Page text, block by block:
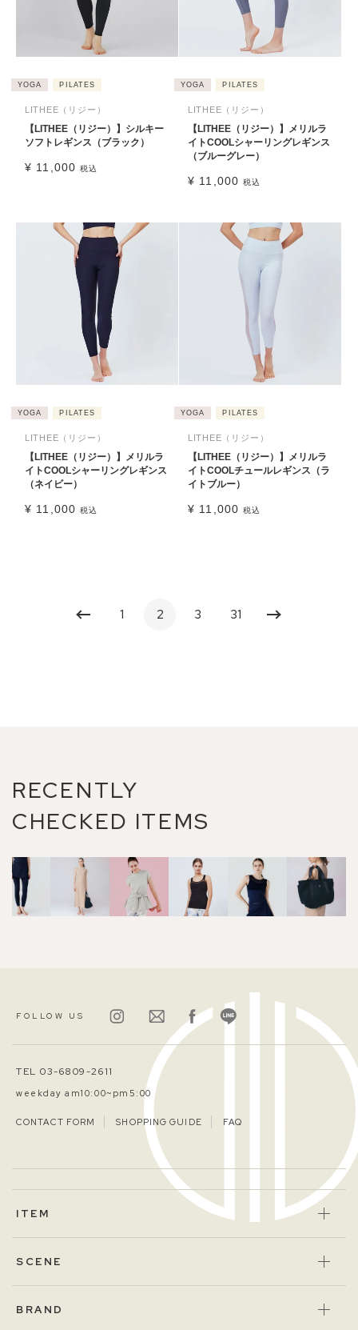
YOGA PILATES
LITHEE（リジー）
【LITHEE（リジー）】シルキー
ソフトレギンス（ブラック）
¥ 11,000 税込
YOGA PILATES
LITHEE（リジー）
【LITHEE（リジー）】メリルラ
イトCOOLシャーリングレギンス
（ブルーグレー）
¥ 11,000 税込
YOGA PILATES
LITHEE（リジー）
【LITHEE（リジー）】メリルラ
イトCOOLシャーリングレギンス
（ネイビー）
¥ 11,000 税込
YOGA PILATES
LITHEE（リジー）
【LITHEE（リジー）】メリルラ
イトCOOLチュールレギンス（ラ
イトブルー）
¥ 11,000 税込
1 2 3 31
RECENTLY
CHECKED ITEMS
FOLLOW US
TEL 03-6809-2611
weekday am10:00~pm5:00
CONTACT FORM SHOPPING GUIDE FAQ
ITEM
SCENE
BRAND